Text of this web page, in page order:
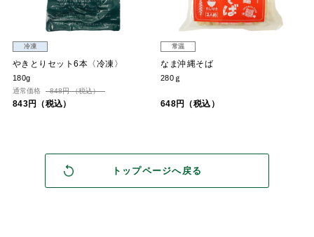
冷凍
やきとりセット6本〈冷凍〉
180g
通常価格 848円 （税込）
843円（税込）
常温
なま沖縄そば
280ｇ
648円（税込）
トップページへ戻る